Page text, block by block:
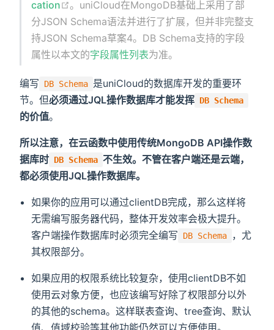
cation
。uniCloud在MongoDB基础上采用了部
分JSON Schema语法并进行了扩展，但并非完整支
持JSON Schema草案4。DB Schema支持的字段
属性以本文的字段属性列表为准。
编写 DB Schema 是uniCloud的数据库开发的重要环
节。但必须通过JQL操作数据库才能发挥 DB Schema
的价值。
所以注意，在云函数中使用传统MongoDB API操作数
据库时 DB Schema 不生效。不管在客户端还是云端，
都必须使用JQL操作数据库。
如果你的应用可以通过clientDB完成，那么这样将
无需编写服务器代码，整体开发效率会极大提升。
客户端操作数据库时必须完全编写
DB Schema
，尤
其权限部分。
如果应用的权限系统比较复杂，使用clientDB不如
使用云对象方便，也应该编写好除了权限部分以外
的其他的schema。这样联表查询、tree查询、默认
值、值域校验等其他功能仍然可以方便使用。